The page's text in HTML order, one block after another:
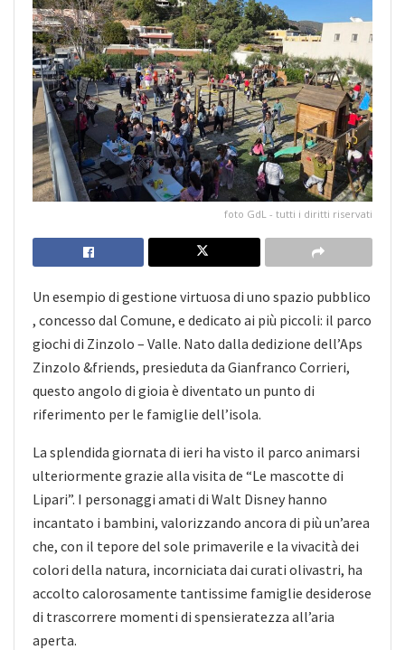
foto GdL - tutti i diritti riservati
Un esempio di gestione virtuosa di uno spazio pubblico
, concesso dal Comune, e dedicato ai più piccoli: il parco
giochi di Zinzolo – Valle. Nato dalla dedizione dell’Aps
Zinzolo &friends, presieduta da Gianfranco Corrieri,
questo angolo di gioia è diventato un punto di
riferimento per le famiglie dell’isola.
La splendida giornata di ieri ha visto il parco animarsi
ulteriormente grazie alla visita de “Le mascotte di
Lipari”. I personaggi amati di Walt Disney hanno
incantato i bambini, valorizzando ancora di più un’area
che, con il tepore del sole primaverile e la vivacità dei
colori della natura, incorniciata dai curati olivastri, ha
accolto calorosamente tantissime famiglie desiderose
di trascorrere momenti di spensieratezza all’aria
aperta.